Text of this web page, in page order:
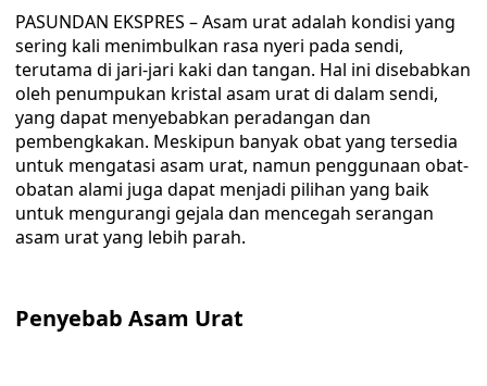
PASUNDAN EKSPRES – Asam urat adalah kondisi yang
sering kali menimbulkan rasa nyeri pada sendi,
terutama di jari-jari kaki dan tangan. Hal ini disebabkan
oleh penumpukan kristal asam urat di dalam sendi,
yang dapat menyebabkan peradangan dan
pembengkakan. Meskipun banyak obat yang tersedia
untuk mengatasi asam urat, namun penggunaan obat-
obatan alami juga dapat menjadi pilihan yang baik
untuk mengurangi gejala dan mencegah serangan
asam urat yang lebih parah.
Penyebab Asam Urat